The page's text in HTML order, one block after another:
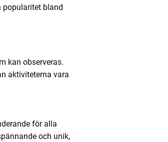
popularitet bland
kan observeras.
aktiviteterna vara
för alla
och unik,